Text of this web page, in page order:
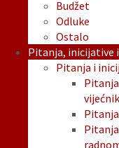
Budžet
Odluke
Ostalo
Pitanja, inicijative
Pitanja i